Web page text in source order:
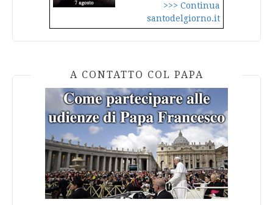
>>> Continua
santodelgiorno.it
A CONTATTO COL PAPA